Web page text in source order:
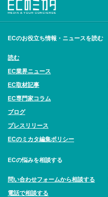
ECのお役立ち情報・ニュースを読む
読む
EC業界ニュース
EC取材記事
EC専門家コラム
ブログ
プレスリリース
ECのミカタ編集ポリシー
ECの悩みを相談する
問い合わせフォームから相談する
電話で相談する